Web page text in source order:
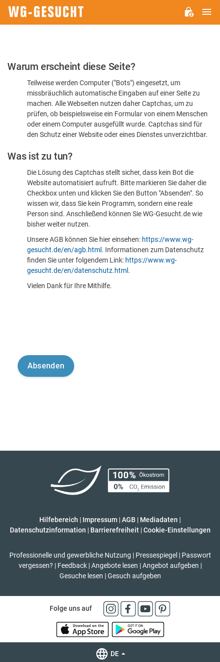
Bitte
dass
sind
Warum erscheint diese Seite?
Teilweise werden Computer ("Bots") eingesetzt, um
missbräuchlich automatische Eingaben auf einer Seite zu
machen. Alle Webseiten nutzen daher Captchas, um zu
prüfen, ob beispielsweise ein Formular von einem Menschen
oder einem Computer ausgefüllt wurde. Captchas sind für
den Schutz einer Website oder eines Dienstes unverzichtbar.
Was ist zu tun?
Die Lösung des Captchas stellt sicher, dass kein Bot die
Website automatisiert aufruft. Bitte markieren Sie daher die
Checkbox unten und klicken Sie den Button "Absenden". So
wissen wir, dass Sie kein Programm, sondern eine reale
Person sind. Anschließend können Sie WG-Gesucht.de wie
bisher weiter nutzen.
Unsere AGB können Sie hier einsehen: https://www.wg-
gesucht.de/en/agb.html . Informationen zum Datenschutz
finden Sie unter folgendem Link: https://www.wg-
gesucht.de/en/datenschutz.html .
Vielen Dank für Ihre Mithilfe.
Hilfebereich | Impressum |AGB | Mediadaten |
Datenschutzinformation | Barrierefreiheit | Cookie-Einstellungen
Professionelle und gewerbliche Nutzung | Pressespiegel | Passwort
vergessen? | Feedback | Angebote lesen | Angebot aufgeben |
Gesuche lesen | Gesuch aufgeben
Folge uns auf
DE